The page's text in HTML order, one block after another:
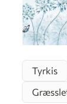
Tyrkis